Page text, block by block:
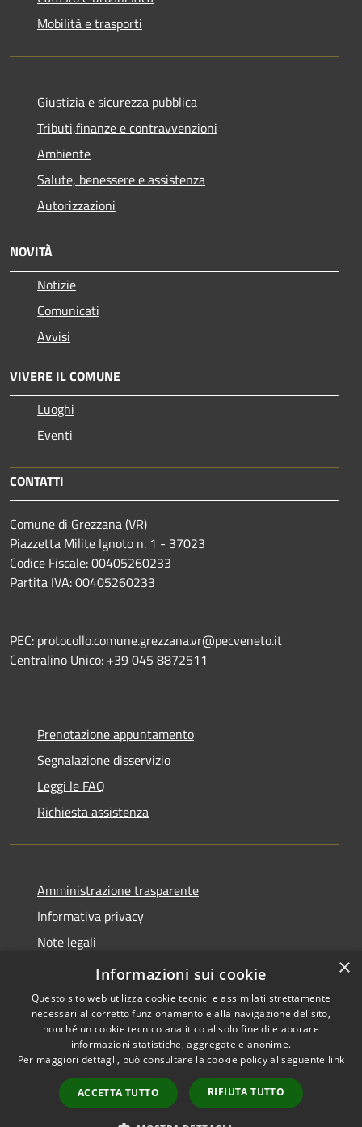
Mobilità e trasporti
Giustizia e sicurezza pubblica
Tributi,finanze e contravvenzioni
Ambiente
Salute, benessere e assistenza
Autorizzazioni
NOVITÀ
Notizie
Comunicati
Avvisi
VIVERE IL COMUNE
Luoghi
Eventi
CONTATTI
Comune di Grezzana (VR)
Piazzetta Milite Ignoto n. 1 - 37023
Codice Fiscale: 00405260233
Partita IVA: 00405260233
PEC: protocollo.comune.grezzana.vr@pecveneto.it
Centralino Unico: +39 045 8872511
Prenotazione appuntamento
Segnalazione disservizio
Leggi le FAQ
Richiesta assistenza
Amministrazione trasparente
Informativa privacy
Note legali
Dichiarazione di accessibilità
Accessibilità
Copyright © 2026 • Comune di
Grezzana • Powered by
Municipium•
Accesso
redazione
×
Informazioni sui cookie
Questo sito web utilizza cookie tecnici e assimilati strettamente
necessari al corretto funzionamento e alla navigazione del sito,
nonché un cookie tecnico analitico al solo fine di elaborare
informazioni statistiche, aggregate e anonime.
Per maggiori dettagli, può consultare la cookie policy al seguente link
ACCETTA TUTTO RIFIUTA TUTTO